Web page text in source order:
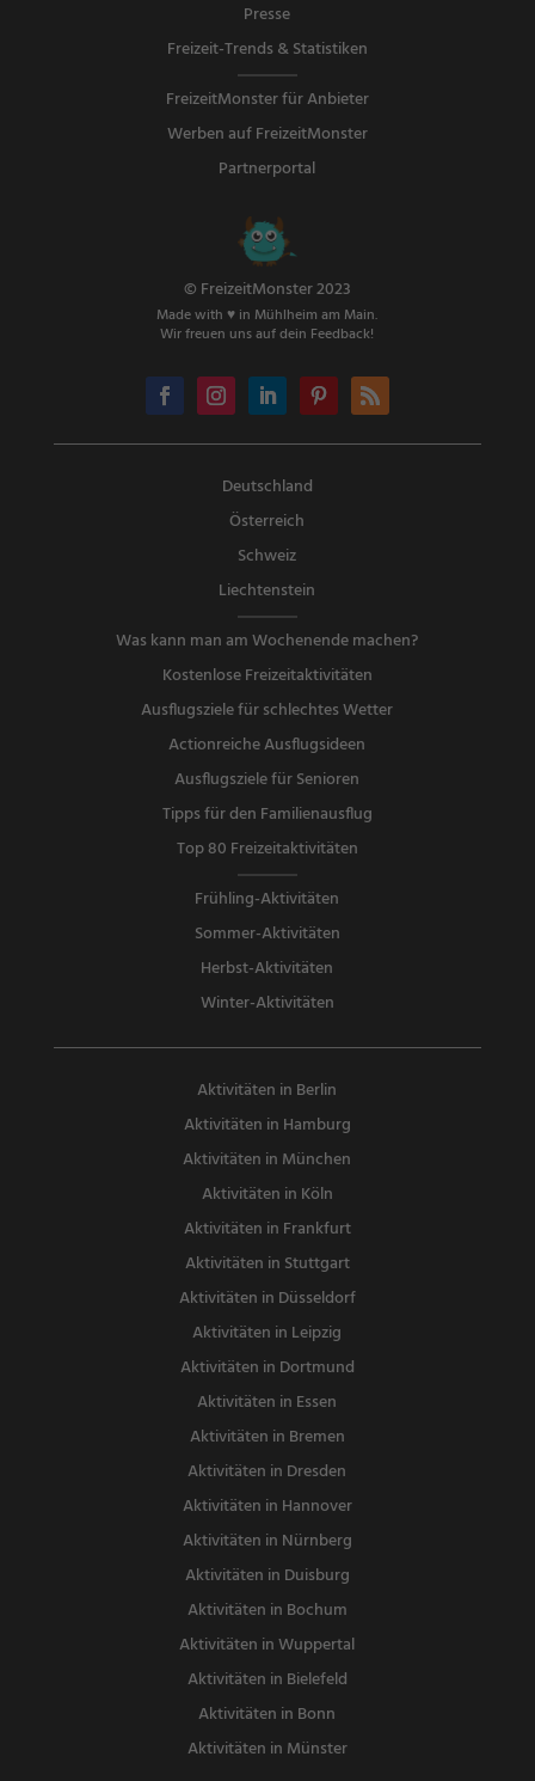
Presse
Freizeit-Trends & Statistiken
FreizeitMonster für Anbieter
Werben auf FreizeitMonster
Partnerportal
© FreizeitMonster 2023
Made with ♥ in Mühlheim am Main.
Wir freuen uns auf dein Feedback!
Deutschland
Österreich
Schweiz
Liechtenstein
Was kann man am Wochenende machen?
Kostenlose Freizeitaktivitäten
Ausflugsziele für schlechtes Wetter
Actionreiche Ausflugsideen
Ausflugsziele für Senioren
Tipps für den Familienausflug
Top 80 Freizeitaktivitäten
Frühling-Aktivitäten
Sommer-Aktivitäten
Herbst-Aktivitäten
Winter-Aktivitäten
Aktivitäten in Berlin
Aktivitäten in Hamburg
Aktivitäten in München
Aktivitäten in Köln
Aktivitäten in Frankfurt
Aktivitäten in Stuttgart
Aktivitäten in Düsseldorf
Aktivitäten in Leipzig
Aktivitäten in Dortmund
Aktivitäten in Essen
Aktivitäten in Bremen
Aktivitäten in Dresden
Aktivitäten in Hannover
Aktivitäten in Nürnberg
Aktivitäten in Duisburg
Aktivitäten in Bochum
Aktivitäten in Wuppertal
Aktivitäten in Bielefeld
Aktivitäten in Bonn
Aktivitäten in Münster